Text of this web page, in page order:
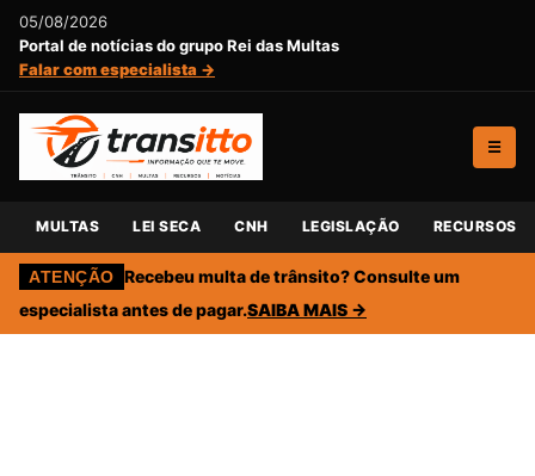
05/08/2026
Portal de notícias do grupo Rei das Multas
Falar com especialista →
☰
MULTAS LEI SECA CNH LEGISLAÇÃO RECURSOS
ATENÇÃO Recebeu multa de trânsito? Consulte um
especialista antes de pagar.SAIBA MAIS →